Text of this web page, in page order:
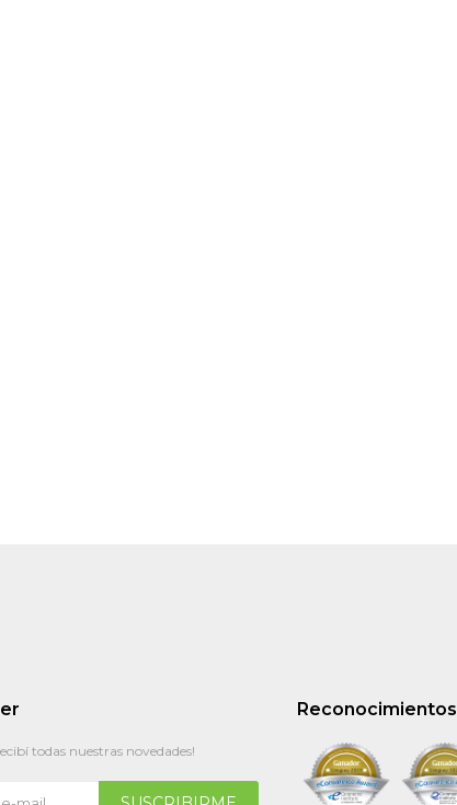
Reconocimientos
todas nuestras novedades!